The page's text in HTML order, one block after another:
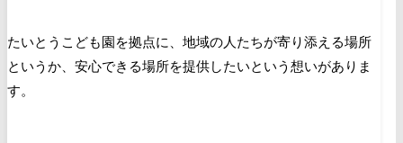
たいとうこども園を拠点に、地域の人たちが寄り添える場所
というか、安心できる場所を提供したいという想いがありま
す。